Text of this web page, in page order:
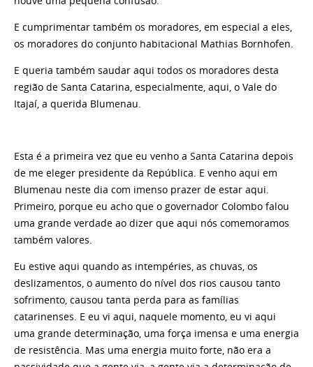
E cumprimentar também os moradores, em especial a eles,
os moradores do conjunto habitacional Mathias Bornhofen.
E queria também saudar aqui todos os moradores desta
região de Santa Catarina, especialmente, aqui, o Vale do
Itajaí, a querida Blumenau.
Esta é a primeira vez que eu venho a Santa Catarina depois
de me eleger presidente da República. E venho aqui em
Blumenau neste dia com imenso prazer de estar aqui.
Primeiro, porque eu acho que o governador Colombo falou
uma grande verdade ao dizer que aqui nós comemoramos
também valores.
Eu estive aqui quando as intempéries, as chuvas, os
deslizamentos, o aumento do nível dos rios causou tanto
sofrimento, causou tanta perda para as famílias
catarinenses. E eu vi aqui, naquele momento, eu vi aqui
uma grande determinação, uma força imensa e uma energia
de resistência. Mas uma energia muito forte, não era a